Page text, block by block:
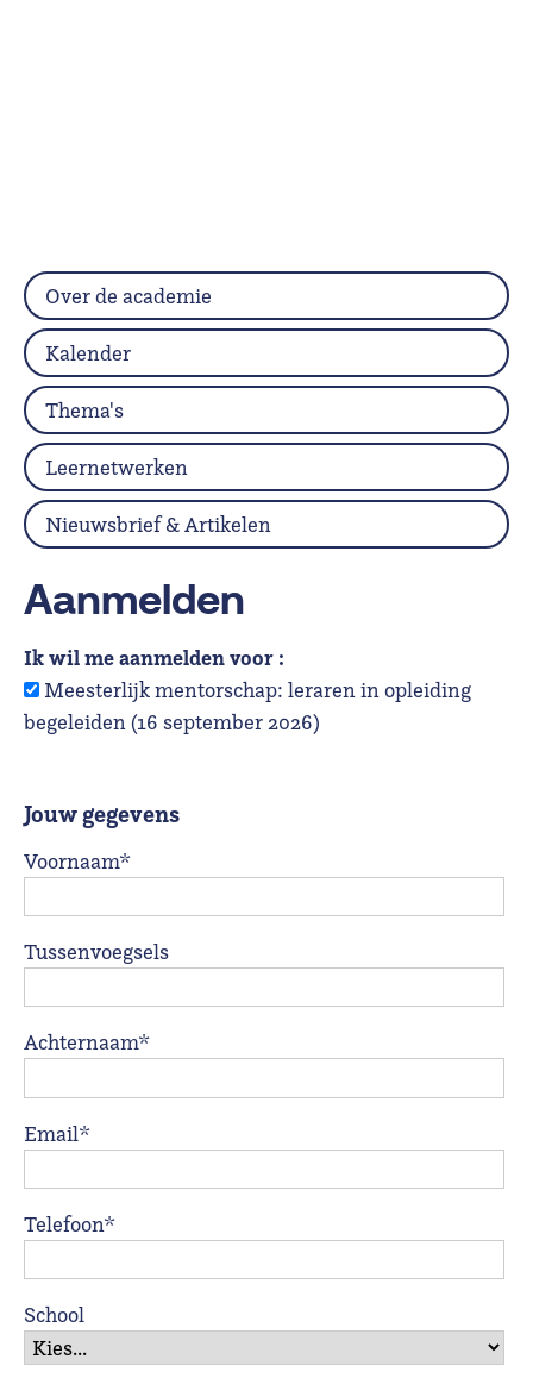
Aanmelden
Ik wil me aanmelden voor :
Meesterlijk mentorschap: leraren in opleiding
begeleiden (16 september 2026)
Jouw gegevens
Voornaam*
Tussenvoegsels
Achternaam*
Email*
Telefoon*
School
Over de academie
Kalender
Thema's
Leernetwerken
Nieuwsbrief & Artikelen